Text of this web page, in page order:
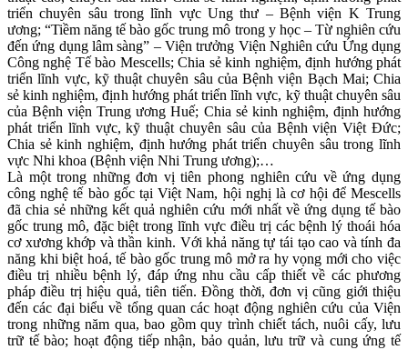
triển chuyên sâu trong lĩnh vực Ung thư – Bệnh viện K Trung
ương; “Tiềm năng tế bào gốc trung mô trong y học – Từ nghiên cứu
đến ứng dụng lâm sàng” – Viện trưởng Viện Nghiên cứu Ứng dụng
Công nghệ Tế bào Mescells; Chia sẻ kinh nghiệm, định hướng phát
triển lĩnh vực, kỹ thuật chuyên sâu của Bệnh viện Bạch Mai; Chia
sẻ kinh nghiệm, định hướng phát triển lĩnh vực, kỹ thuật chuyên sâu
của Bệnh viện Trung ương Huế; Chia sẻ kinh nghiệm, định hướng
phát triển lĩnh vực, kỹ thuật chuyên sâu của Bệnh viện Việt Đức;
Chia sẻ kinh nghiệm, định hướng phát triển chuyên sâu trong lĩnh
vực Nhi khoa (Bệnh viện Nhi Trung ương);…
Là một trong những đơn vị tiên phong nghiên cứu về ứng dụng
công nghệ tế bào gốc tại Việt Nam, hội nghị là cơ hội để Mescells
đã chia sẻ những kết quả nghiên cứu mới nhất về ứng dụng tế bào
gốc trung mô, đặc biệt trong lĩnh vực điều trị các bệnh lý thoái hóa
cơ xương khớp và thần kinh. Với khả năng tự tái tạo cao và tính đa
năng khi biệt hoá, tế bào gốc trung mô mở ra hy vọng mới cho việc
điều trị nhiều bệnh lý, đáp ứng nhu cầu cấp thiết về các phương
pháp điều trị hiệu quả, tiên tiến. Đồng thời, đơn vị cũng giới thiệu
đến các đại biểu về tổng quan các hoạt động nghiên cứu của Viện
trong những năm qua, bao gồm quy trình chiết tách, nuôi cấy, lưu
trữ tế bào; hoạt động tiếp nhận, bảo quản, lưu trữ và cung ứng tế